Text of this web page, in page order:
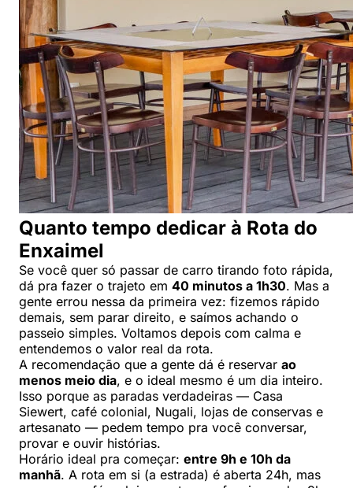
Quanto tempo dedicar à Rota do
Enxaimel
Se você quer só passar de carro tirando foto rápida,
dá pra fazer o trajeto em 40 minutos a 1h30. Mas a
gente errou nessa da primeira vez: fizemos rápido
demais, sem parar direito, e saímos achando o
passeio simples. Voltamos depois com calma e
entendemos o valor real da rota.
A recomendação que a gente dá é reservar ao
menos meio dia, e o ideal mesmo é um dia inteiro.
Isso porque as paradas verdadeiras — Casa
Siewert, café colonial, Nugali, lojas de conservas e
artesanato — pedem tempo pra você conversar,
provar e ouvir histórias.
Horário ideal pra começar: entre 9h e 10h da
manhã. A rota em si (a estrada) é aberta 24h, mas